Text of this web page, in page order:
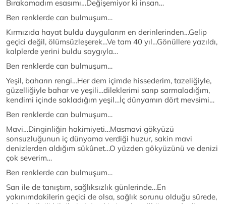
Bırakamadım esasımı…Değişemiyor ki insan…
Ben renklerde can bulmuşum…
Kırmızıda hayat buldu duygularım en derinlerinden…Gelip
geçici değil, ölümsüzleşerek…Ve tam 40 yıl…Gönüllere yazıldı,
kalplerde yerini buldu saygıyla…
Ben renklerde can bulmuşum…
Yeşil, baharın rengi…Her dem içimde hissederim, tazeliğiyle,
güzelliğiyle bahar ve yeşili…dileklerimi sarıp sarmaladığım,
kendimi içinde sakladığım yeşil…İç dünyamın dört mevsimi…
Ben renklerde can bulmuşum…
Mavi…Dinginliğin hakimiyeti…Masmavi gökyüzü
sonsuzluğunun iç dünyama verdiği huzur, sakin mavi
denizlerden aldığım sükûnet…O yüzden gökyüzünü ve denizi
çok severim…
Ben renklerde can bulmuşum…
Sarı ile de tanıştım, sağlıksızlık günlerinde…En
yakınımdakilerin geçici de olsa, sağlık sorunu olduğu sürede,